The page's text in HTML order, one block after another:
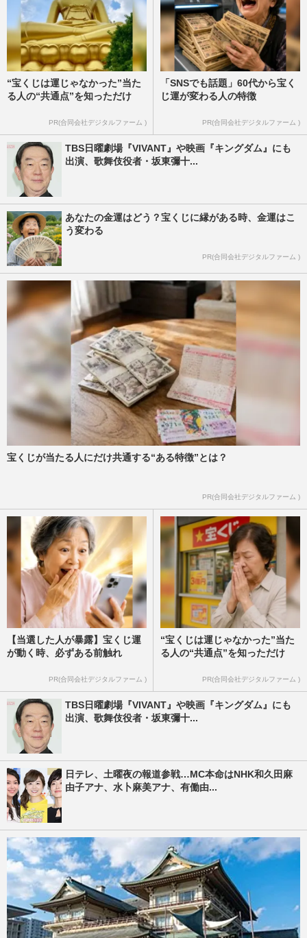
“宝くじは運じゃなかった”当た
る人の“共通点”を知っただけ
PR(合同会社デジタルファーム )
「SNSでも話題」60代から宝く
じ運が変わる人の特徴
PR(合同会社デジタルファーム )
TBS日曜劇場『VIVANT』や映画『キングダム』にも
出演、歌舞伎役者・坂東彌十...
あなたの金運はどう？宝くじに縁がある時、金運はこ
う変わる
PR(合同会社デジタルファーム )
宝くじが当たる人にだけ共通する“ある特徴”とは？
PR(合同会社デジタルファーム )
【当選した人が暴露】宝くじ運
が動く時、必ずある前触れ
PR(合同会社デジタルファーム )
“宝くじは運じゃなかった”当た
る人の“共通点”を知っただけ
PR(合同会社デジタルファーム )
TBS日曜劇場『VIVANT』や映画『キングダム』にも
出演、歌舞伎役者・坂東彌十...
日テレ、土曜夜の報道参戦…MC本命はNHK和久田麻
由子アナ、水卜麻美アナ、有働由...